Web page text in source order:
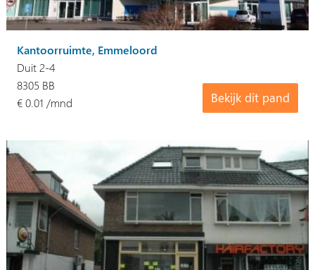
Kantoorruimte, Emmeloord
Duit 2-4
Bekijk dit pand
8305 BB
€ 0.01 /mnd